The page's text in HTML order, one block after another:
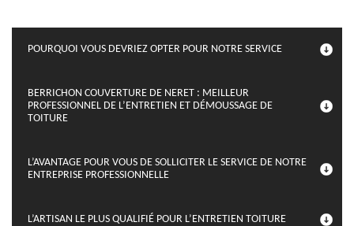
POURQUOI VOUS DEVRIEZ OPTER POUR NOTRE SERVICE
BERRICHON COUVERTURE DE NERET : MEILLEUR
PROFESSIONNEL DE L’ENTRETIEN ET DÉMOUSSAGE DE
TOITURE
L’AVANTAGE POUR VOUS DE SOLLICITER LE SERVICE DE NOTRE
ENTREPRISE PROFESSIONNELLE
L’ARTISAN LE PLUS QUALIFIÉ POUR L’ENTRETIEN TOITURE